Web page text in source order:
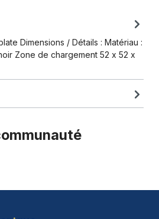
Dimensions / Détails : Matériau :
Zone de chargement 52 x 52 x